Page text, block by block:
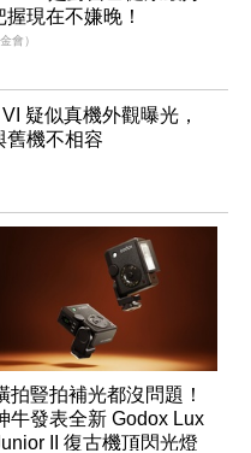
現在不嫌晚！
會）
疑似真機外觀曝光，
舊機不相容
拍豎拍補光都沒問題！
牛發表全新 Godox Lux
II 復古機頂閃光燈